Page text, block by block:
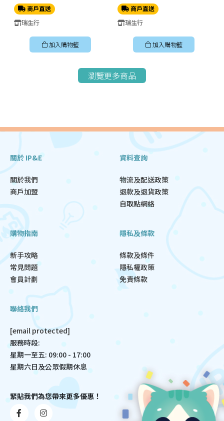
商戶直送
瑞生行
加入購物籃
商戶直送
瑞生行
加入購物籃
瀏覽更多商品
關於 IP&E
關於我們
商戶加盟
資料查詢
物流及配送政策
退款及退貨政策
自取點網絡
購物指南
新手攻略
常見問題
會員計劃
隱私及條款
條款及條件
隱私權政策
免責條款
聯絡我們
[email protected]
服務時段:
星期一至五: 09:00 - 17:00
星期六日及公眾假期休息
緊貼我們為您帶來更多優惠！